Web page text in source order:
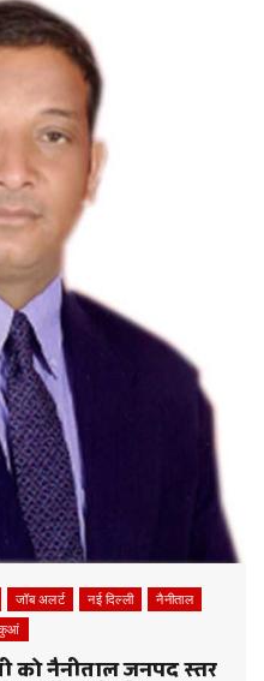
जॉब अलर्ट नई दिल्ली
नैनीताल
को नैनीताल जनपद स्तर